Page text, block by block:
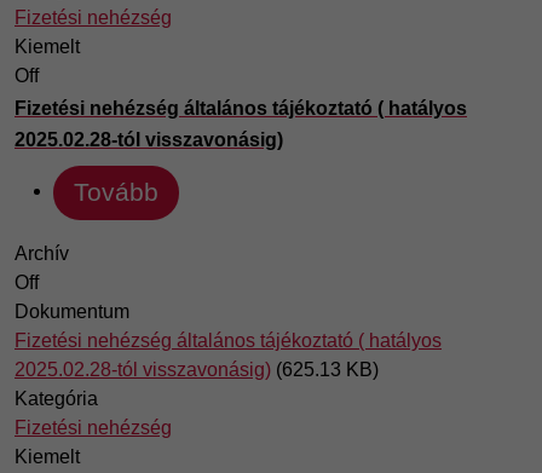
Fizetési nehézség
Kiemelt
Off
Fizetési nehézség általános tájékoztató ( hatályos
2025.02.28-tól visszavonásig)
Tovább
Archív
Off
Dokumentum
Fizetési nehézség általános tájékoztató ( hatályos
2025.02.28-tól visszavonásig) (625.13 KB)
Kategória
Fizetési nehézség
Kiemelt